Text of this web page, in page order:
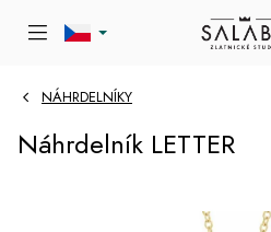
NÁHRDELNÍKY
Náhrdelník LETTER